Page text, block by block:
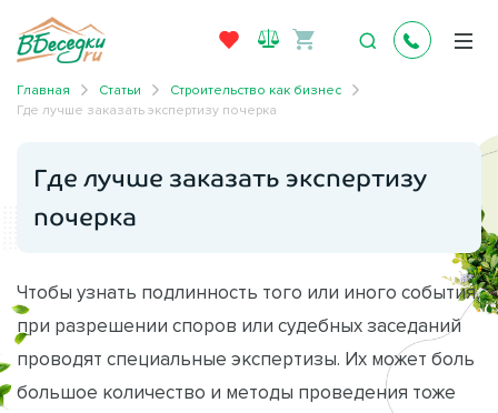
Главная Статьи
Строительство как бизнес
Где лучше заказать экспертизу почерка
Где лучше заказать экспертизу
почерка
Чтобы узнать подлинность того или иного события,
при разрешении споров или судебных заседаний
проводят специальные экспертизы. Их может боль
большое количество и методы проведения тоже